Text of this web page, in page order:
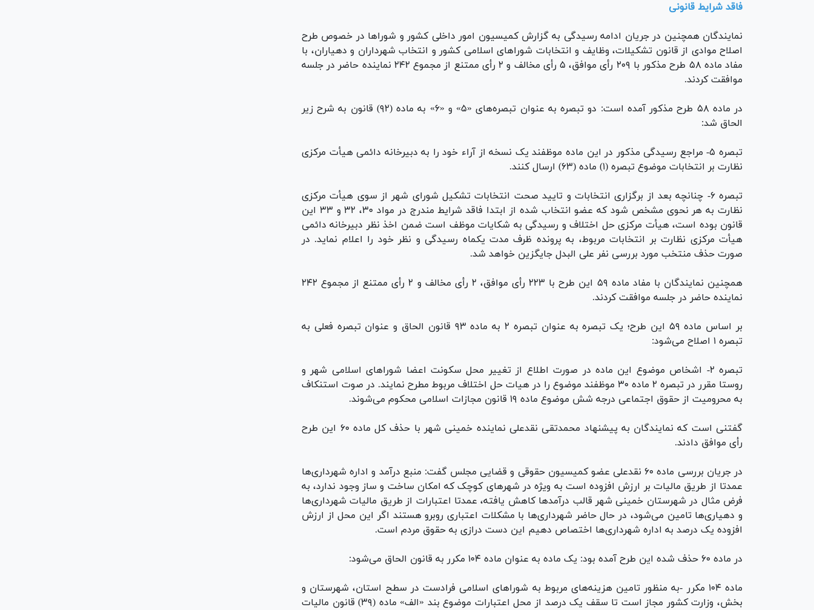
فاقد شرایط قانونی
نمایندگان همچنین در جریان ادامه رسیدگی به گزارش کمیسیون امور داخلی کشور و شورا‌ها در خصوص طرح
اصلاح موادی از قانون تشکیلات، وظایف و انتخابات شورا‌های اسلامی کشور و انتخاب شهرداران و دهیاران، با
مفاد ماده ۵۸ طرح مذکور با ۲۰۹ رأی موافق، ۵ رأی مخالف و ۲ رأی ممتنع از مجموع ۲۴۲ نماینده حاضر در جلسه
موافقت کردند.
در ماده ۵۸ طرح مذکور آمده است: دو تبصره به عنوان تبصره‌های «۵» و «۶» به ماده (۹۲) قانون به شرح زیر
الحاق شد:
تبصره ۵- مراجع رسیدگی مذکور در این ماده موظفند یک نسخه از آراء خود را به دبیرخانه دائمی هیأت مرکزی
نظارت بر انتخابات موضوع تبصره (۱) ماده (۶۳) ارسال کنند.
تبصره ۶- چنانچه بعد از برگزاری انتخابات و تایید صحت انتخابات تشکیل شورای شهر از سوی هیأت مرکزی
نظارت به هر نحوی مشخص شود که عضو انتخاب شده از ابتدا فاقد شرایط مندرج در مواد ۳۰، ۳۲ و ۳۳ این
قانون بوده است، هیأت مرکزی حل اختلاف و رسیدگی به شکایات موظف است ضمن اخذ نظر دبیرخانه دائمی
هیأت مرکزی نظارت بر انتخابات مربوط، به پرونده ظرف مدت یکماه رسیدگی و نظر خود را اعلام نماید. در
صورت حذف منتخب مورد بررسی نفر علی البدل جایگزین خواهد شد.
همچنین نمایندگان با مفاد ماده ۵۹ این طرح با ۲۲۳ رأی موافق، ۲ رأی مخالف و ۲ رأی ممتنع از مجموع ۲۴۲
نماینده حاضر در جلسه موافقت کردند.
بر اساس ماده ۵۹ این طرح؛ یک تبصره به عنوان تبصره ۲ به ماده ۹۳ قانون الحاق و عنوان تبصره فعلی به
تبصره ۱ اصلاح می‌شود:
تبصره ۲- اشخاص موضوع این ماده در صورت اطلاع از تغییر محل سکونت اعضا شورا‌های اسلامی شهر و
روستا مقرر در تبصره ۲ ماده ۳۰ موظفند موضوع را در هیات حل اختلاف مربوط مطرح نمایند. در صوت استنکاف
به محرومیت از حقوق اجتماعی درجه شش موضوع ماده ۱۹ قانون مجازات اسلامی محکوم می‌شوند.
گفتنی است که نمایندگان به پیشنهاد محمدتقی نقدعلی نماینده خمینی شهر با حذف کل ماده ۶۰ این طرح
رأی موافق دادند.
در جریان بررسی ماده ۶۰ نقدعلی عضو کمیسیون حقوقی و قضایی مجلس گفت: منبع درآمد و اداره شهرداری‌ها
عمدتا از طریق مالیات بر ارزش افزوده است به ویژه در شهر‌های کوچک که امکان ساخت و ساز وجود ندارد، به
فرض مثال در شهرستان خمینی شهر قالب درآمد‌ها کاهش یافته، عمدتا اعتبارات از طریق مالیات شهرداری‌ها
و دهیاری‌ها تامین می‌شود، در حال حاضر شهرداری‌ها با مشکلات اعتباری روبرو هستند اگر این محل از ارزش
افزوده یک درصد به اداره شهرداری‌ها اختصاص دهیم این دست درازی به حقوق مردم است.
در ماده ۶۰ حذف شده این طرح آمده بود: یک ماده به عنوان ماده ۱۰۴ مکرر به قانون الحاق می‌شود:
ماده ۱۰۴ مکرر -به منظور تامین هزینه‌های مربوط به شورا‌های اسلامی فرادست در سطح استان، شهرستان و
بخش، وزارت کشور مجاز است تا سقف یک درصد از محل اعتبارات موضوع بند «الف» ماده (۳۹) قانون مالیات